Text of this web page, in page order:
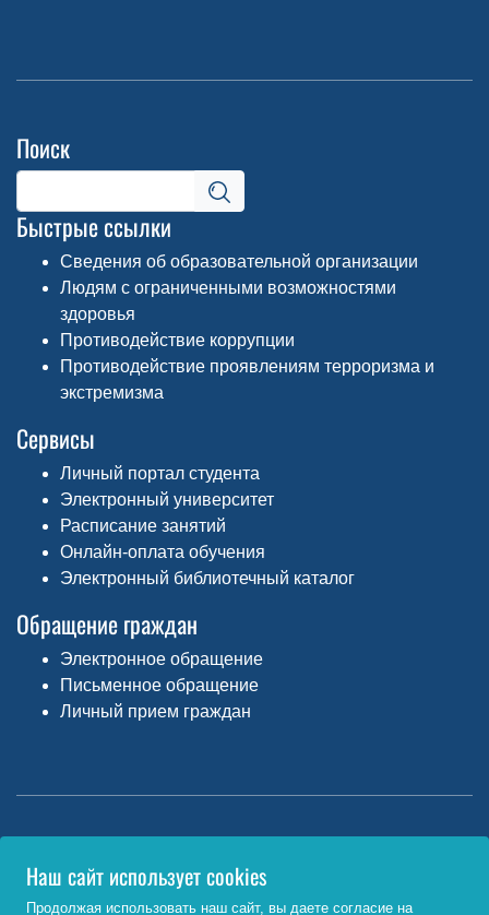
Поиск
Быстрые ссылки
Сведения об образовательной организации
Людям с ограниченными возможностями
здоровья
Противодействие коррупции
Противодействие проявлениям терроризма и
экстремизма
Сервисы
Личный портал студента
Электронный университет
Расписание занятий
Онлайн-оплата обучения
Электронный библиотечный каталог
Обращение граждан
Электронное обращение
Письменное обращение
Личный прием граждан
Министерство науки и высшего образования РФ
http://www.minobrnauki.gov.ru/
Наш сайт использует cookies
Продолжая использовать наш сайт, вы даете согласие на